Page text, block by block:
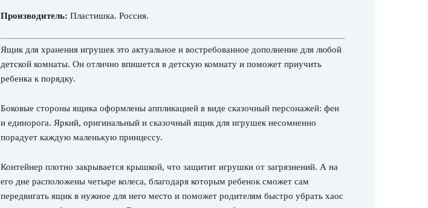
Производитель: Пластишка. Россия.
Ящик для хранения игрушек это актуальное и востребованное дополнение для любой
детской комнаты. Он отлично впишется в детскую комнату и поможет приучить
ребенка к порядку.
Боковые стороны ящика оформлены аппликацией в виде сказочный персонажей: феи
и единорога. Яркий, оригинальный и сказочный ящик для игрушек несомненно
порадует каждую маленькую принцессу.
Контейнер плотно закрывается крышкой, что защитит игрушки от загрязнений. А на
его дне расположены четыре колеса, благодаря которым ребенок сможет сам
передвигать ящик в нужное для него место и поможет родителям быстро убрать хаос